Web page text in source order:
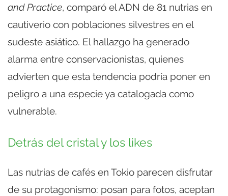
and Practice, comparó el ADN de 81 nutrias en
cautiverio con poblaciones silvestres en el
sudeste asiático. El hallazgo ha generado
alarma entre conservacionistas, quienes
advierten que esta tendencia podría poner en
peligro a una especie ya catalogada como
vulnerable.
Detrás del cristal y los likes
Las nutrias de cafés en Tokio parecen disfrutar
de su protagonismo: posan para fotos, aceptan